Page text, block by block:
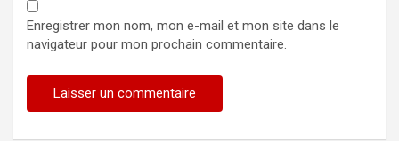
Enregistrer mon nom, mon e-mail et mon site dans le
navigateur pour mon prochain commentaire.